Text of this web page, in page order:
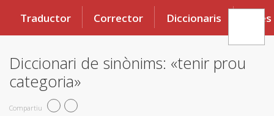
Traductor Corrector Diccionaris Eines
Diccionari de sinònims: «tenir prou
categoria»
Compartiu